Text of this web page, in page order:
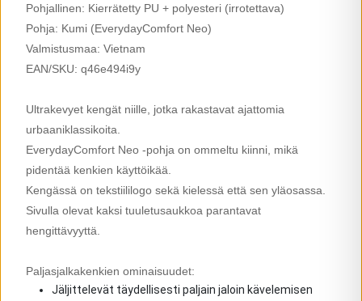
Pohjallinen: Kierrätetty PU + polyesteri (irrotettava)
Pohja: Kumi (EverydayComfort Neo)
Valmistusmaa: Vietnam
EAN/SKU: q46e494i9y
Ultrakevyet kengät niille, jotka rakastavat ajattomia
urbaaniklassikoita.
EverydayComfort Neo -pohja on ommeltu kiinni, mikä
pidentää kenkien käyttöikää.
Kengässä on tekstiililogo sekä kielessä että sen yläosassa.
Sivulla olevat kaksi tuuletusaukkoa parantavat
hengittävyyttä.
Paljasjalkakenkien ominaisuudet:
Jäljittelevät täydellisesti paljain jaloin kävelemisen